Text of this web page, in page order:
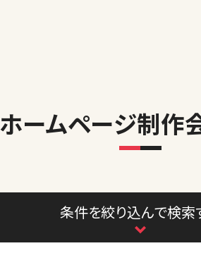
ホームページ制作
条件を絞り込んで検索